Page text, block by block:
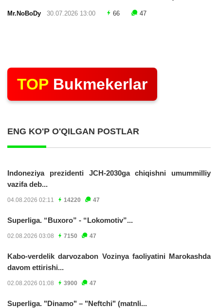
Mr.NoBoDy 30.07.2026 13:00 66 47
TOP Bukmekerlar
ENG KO'P O'QILGAN POSTLAR
Indoneziya prezidenti JCH-2030ga chiqishni umummilliy
vazifa deb...
04.08.2026 02:11 14220 47
Superliga. “Buxoro” - “Lokomotiv”...
02.08.2026 03:08 7150 47
Kabo-verdelik darvozabon Vozinya faoliyatini Marokashda
davom ettirishi...
02.08.2026 01:08 3900 47
Superliga. "Dinamo" – "Neftchi" (matnli...